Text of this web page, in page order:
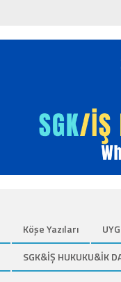
Köşe Yazıları
SGK&İŞ HUKUKU&İK